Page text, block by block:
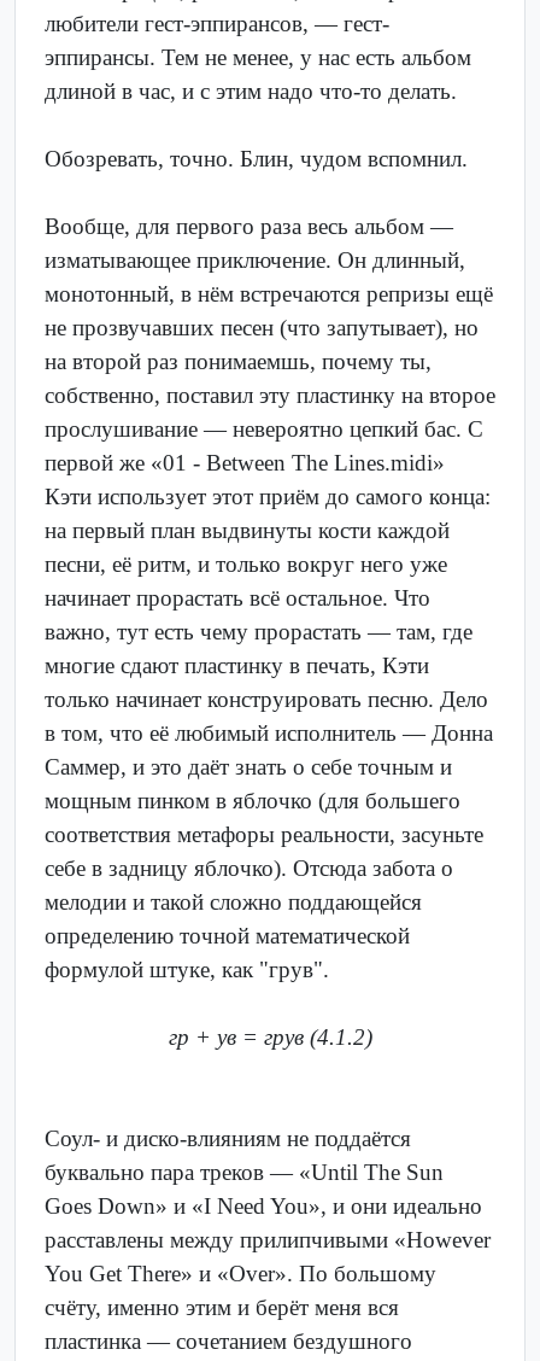
любители гест-эппирансов, — гест-
эппирансы. Тем не менее, у нас есть альбом
длиной в час, и с этим надо что-то делать.
Обозревать, точно. Блин, чудом вспомнил.
Вообще, для первого раза весь альбом —
изматывающее приключение. Он длинный,
монотонный, в нём встречаются репризы ещё
не прозвучавших песен (что запутывает), но
на второй раз понимаемшь, почему ты,
собственно, поставил эту пластинку на второе
прослушивание — невероятно цепкий бас. С
первой же «01 - Between The Lines.midi»
Кэти использует этот приём до самого конца:
на первый план выдвинуты кости каждой
песни, её ритм, и только вокруг него уже
начинает прорастать всё остальное. Что
важно, тут есть чему прорастать — там, где
многие сдают пластинку в печать, Кэти
только начинает конструировать песню. Дело
в том, что её любимый исполнитель — Донна
Саммер, и это даёт знать о себе точным и
мощным пинком в яблочко (для большего
соответствия метафоры реальности, засуньте
себе в задницу яблочко). Отсюда забота о
мелодии и такой сложно поддающейся
определению точной математической
формулой штуке, как "грув".
гр + ув = грув (4.1.2)
Соул- и диско-влияниям не поддаётся
буквально пара треков — «Until The Sun
Goes Down» и «I Need You», и они идеально
расставлены между прилипчивыми «However
You Get There» и «Over». По большому
счёту, именно этим и берёт меня вся
пластинка — сочетанием бездушного